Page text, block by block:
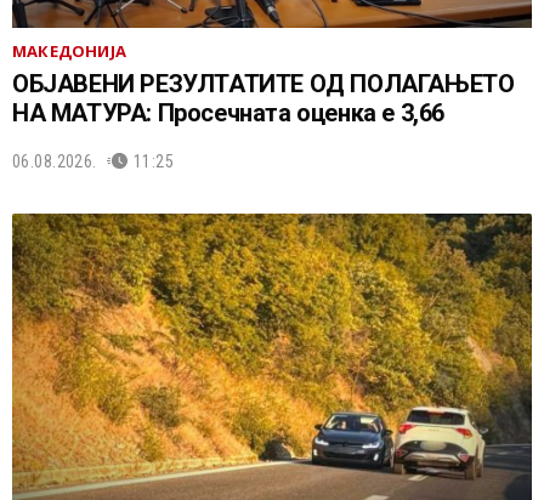
МАКЕДОНИЈА
ОБЈАВЕНИ РЕЗУЛТАТИТЕ ОД ПОЛАГАЊЕТО
НА МАТУРА: Просечната оценка е 3,66
06.08.2026. 11:25